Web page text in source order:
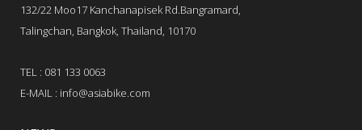
132/22 Moo17 Kanchanapisek Rd.Bangramard,
Talingchan, Bangkok, Thailand, 10170
TEL : 081 133 0063
E-MAIL : info@asiabike.com